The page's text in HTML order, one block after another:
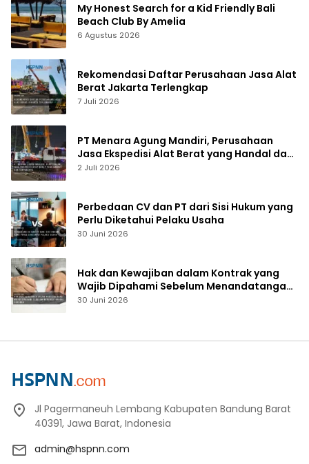
My Honest Search for a Kid Friendly Bali
Beach Club By Amelia
6 Agustus 2026
Rekomendasi Daftar Perusahaan Jasa Alat
Berat Jakarta Terlengkap
7 Juli 2026
PT Menara Agung Mandiri, Perusahaan
Jasa Ekspedisi Alat Berat yang Handal dan
Terpercaya
2 Juli 2026
Perbedaan CV dan PT dari Sisi Hukum yang
Perlu Diketahui Pelaku Usaha
30 Juni 2026
Hak dan Kewajiban dalam Kontrak yang
Wajib Dipahami Sebelum Menandatangani
Dokumen
30 Juni 2026
Jl Pagermaneuh Lembang Kabupaten Bandung Barat
40391, Jawa Barat, Indonesia
admin@hspnn.com